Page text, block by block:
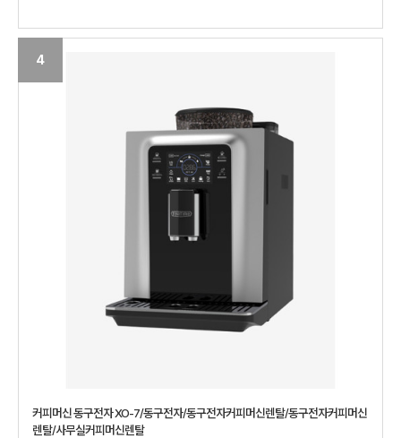
4
커피머신 동구전자 XO-7/동구전자/동구전자커피머신렌탈/동구전자커피머신
렌탈/사무실커피머신렌탈